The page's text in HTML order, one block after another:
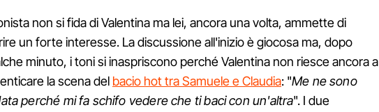
non si fida di Valentina ma lei, ancora una volta, ammette di
un forte interesse. La discussione all'inizio è giocosa ma, dopo
minuto, i toni si inaspriscono perché Valentina non riesce ancora a
la scena del bacio hot tra Samuele e Claudia: "Me ne sono
perché mi fa schifo vedere che ti baci con un'altra". I due